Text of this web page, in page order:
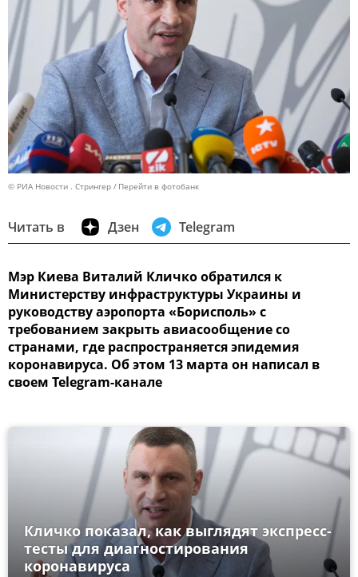
© РИА Новости . Стрингер Перейти в фотобанк
Читать в Дзен Telegram
Мэр Киева Виталий Кличко обратился к
Министерству инфраструктуры Украины и
руководству аэропорта «Борисполь» с
требованием закрыть авиасообщение со
странами, где распространяется эпидемия
коронавируса. Об этом 13 марта он написал в
своем Telegram-канале
Кличко показал, как выглядят экспресс-
тесты для диагностирования
коронавируса